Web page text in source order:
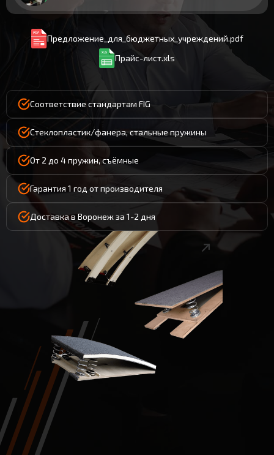
Предложение_для_бюджетных_учреждений.pdf
Прайс-лист.xls
Соответствие стандартам FIG
Стеклопластик/фанера, стальные пружины
От 2 до 4 пружин, съёмные
Гарантия 1 год от производителя
Доставка в Воронеж за 1-2 дня